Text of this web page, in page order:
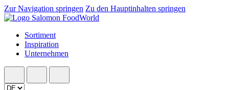
Zur Navigation springen Zu den Hauptinhalten springen
Sortiment
Inspiration
Unternehmen